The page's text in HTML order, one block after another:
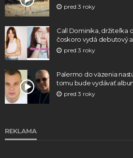
pred 3 roky
Call Dominika, držiteľka
čoskoro vydá debutový
pred 3 roky
Palermo do väzenia
tomu bude vydávať
pred 3 roky
REKLAMA